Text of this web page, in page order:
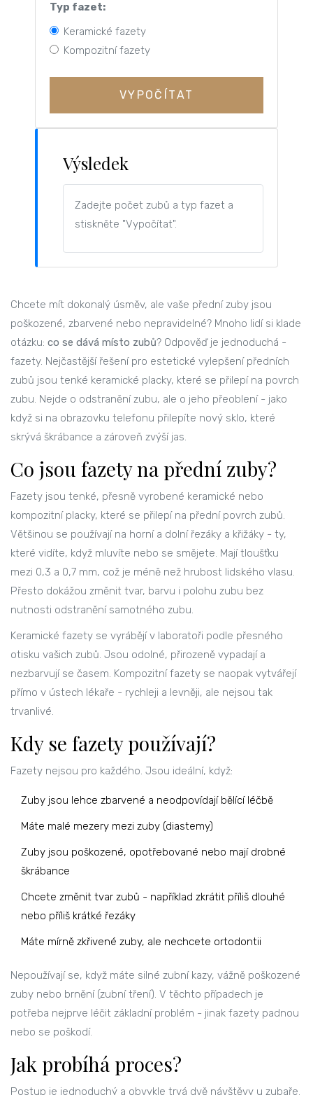
Typ fazet:
Keramické fazety
Kompozitní fazety
VYPOČÍTAT
Výsledek
Zadejte počet zubů a typ fazet a
stiskněte "Vypočítat".
Chcete mít dokonalý úsměv, ale vaše přední zuby jsou
poškozené, zbarvené nebo nepravidelné? Mnoho lidí si klade
otázku: co se dává místo zubů? Odpověď je jednoduchá -
fazety. Nejčastější řešení pro estetické vylepšení předních
zubů jsou tenké keramické placky, které se přilepí na povrch
zubu. Nejde o odstranění zubu, ale o jeho přeoblení - jako
když si na obrazovku telefonu přilepíte nový sklo, které
skrývá škrábance a zároveň zvýší jas.
Co jsou fazety na přední zuby?
Fazety jsou tenké, přesně vyrobené keramické nebo
kompozitní placky, které se přilepí na přední povrch zubů.
Většinou se používají na horní a dolní řezáky a křižáky - ty,
které vidíte, když mluvíte nebo se smějete. Mají tloušťku
mezi 0,3 a 0,7 mm, což je méně než hrubost lidského vlasu.
Přesto dokážou změnit tvar, barvu i polohu zubu bez
nutnosti odstranění samotného zubu.
Keramické fazety se vyrábějí v laboratoři podle přesného
otisku vašich zubů. Jsou odolné, přirozeně vypadají a
nezbarvují se časem. Kompozitní fazety se naopak vytvářejí
přímo v ústech lékaře - rychleji a levněji, ale nejsou tak
trvanlivé.
Kdy se fazety používají?
Fazety nejsou pro každého. Jsou ideální, když:
Zuby jsou lehce zbarvené a neodpovídají bělící léčbě
Máte malé mezery mezi zuby (diastemy)
Zuby jsou poškozené, opotřebované nebo mají drobné
škrábance
Chcete změnit tvar zubů - například zkrátit příliš dlouhé
nebo příliš krátké řezáky
Máte mírně zkřivené zuby, ale nechcete ortodontii
Nepoužívají se, když máte silné zubní kazy, vážně poškozené
zuby nebo brnění (zubní tření). V těchto případech je
potřeba nejprve léčit základní problém - jinak fazety padnou
nebo se poškodí.
Jak probíhá proces?
Postup je jednoduchý a obvykle trvá dvě návštěvy u zubaře.